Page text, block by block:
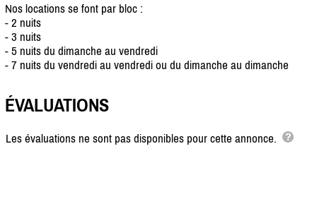
Nos locations se font par bloc :
- 2 nuits
- 3 nuits
- 5 nuits du dimanche au vendredi
- 7 nuits du vendredi au vendredi ou du dimanche au dimanche
ÉVALUATIONS
Les évaluations ne sont pas disponibles pour cette annonce.